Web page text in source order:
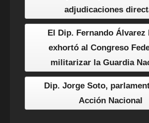
adjudicaciones
El Dip. Fernando Álvarez
exhortó al Congreso
militarizar la Guardia
Dip. Jorge Soto,
Acción Nacional